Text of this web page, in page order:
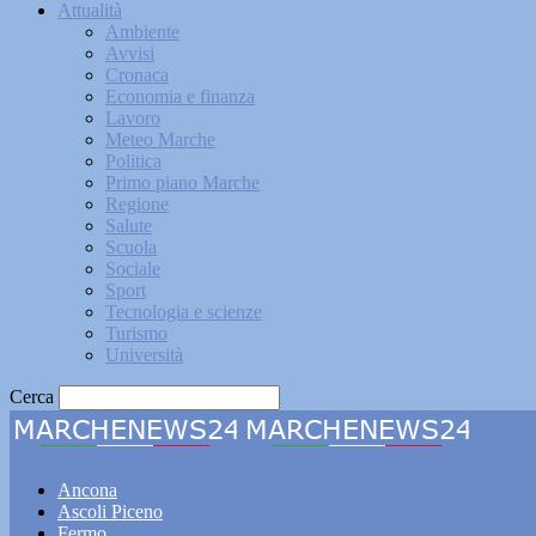
Attualità
Ambiente
Avvisi
Cronaca
Economia e finanza
Lavoro
Meteo Marche
Politica
Primo piano Marche
Regione
Salute
Scuola
Sociale
Sport
Tecnologia e scienze
Turismo
Università
Cerca
Ancona
Ascoli Piceno